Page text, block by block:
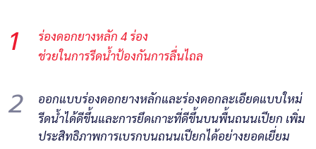
1
ร่องดอกยางหลัก 4 ร่อง
ช่วยในการรีดน้ำป้องกันการลื่นไถล
2
ออกแบบร่องดอกยางหลักและร่องดอกละเอียดแบบใหม่
รีดน้ำได้ดีขึ้นและการยึดเกาะที่ดีขึ้นบนพื้นถนนเปียก เพิ่ม
ประสิทธิภาพการเบรกบนถนนเปียกได้อย่างยอดเยี่ยม